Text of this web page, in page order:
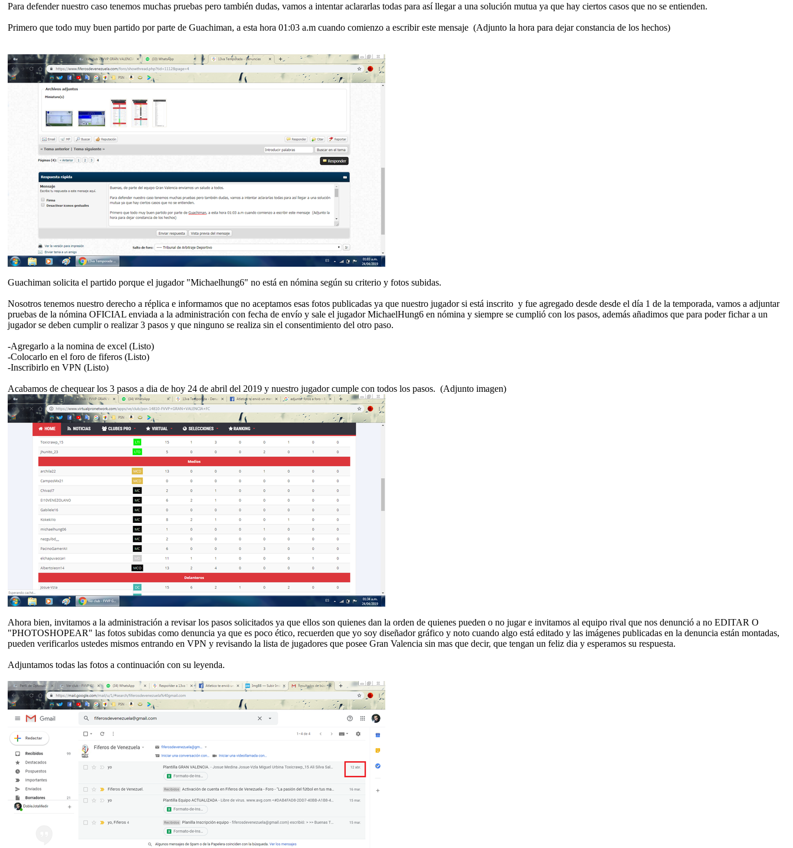
Para defender nuestro caso tenemos muchas pruebas pero también dudas, vamos a intentar aclararlas todas para así llegar a una solución mutua ya que hay ciertos casos que no se entienden.
Primero que todo muy buen partido por parte de Guachiman, a esta hora 01:03 a.m cuando comienzo a escribir este mensaje (Adjunto la hora para dejar constancia de los hechos)
Guachiman solicita el partido porque el jugador "Michaelhung6" no está en nómina según su criterio y fotos subidas.
Nosotros tenemos nuestro derecho a réplica e informamos que no aceptamos esas fotos publicadas ya que nuestro jugador si está inscrito y fue agregado desde desde el día 1 de la temporada, vamos a adjuntar
pruebas de la nómina OFICIAL enviada a la administración con fecha de envío y sale el jugador MichaelHung6 en nómina y siempre se cumplió con los pasos, además añadimos que para poder fichar a un
jugador se deben cumplir o realizar 3 pasos y que ninguno se realiza sin el consentimiento del otro paso.
-Agregarlo a la nomina de excel (Listo)
-Colocarlo en el foro de fiferos (Listo)
-Inscribirlo en VPN (Listo)
Acabamos de chequear los 3 pasos a dia de hoy 24 de abril del 2019 y nuestro jugador cumple con todos los pasos. (Adjunto imagen)
Ahora bien, invitamos a la administración a revisar los pasos solicitados ya que ellos son quienes dan la orden de quienes pueden o no jugar e invitamos al equipo rival que nos denunció a no EDITAR O
"PHOTOSHOPEAR" las fotos subidas como denuncia ya que es poco ético, recuerden que yo soy diseñador gráfico y noto cuando algo está editado y las imágenes publicadas en la denuncia están montadas,
pueden verificarlos ustedes mismos entrando en VPN y revisando la lista de jugadores que posee Gran Valencia sin mas que decir, que tengan un feliz dia y esperamos su respuesta.
Adjuntamos todas las fotos a continuación con su leyenda.